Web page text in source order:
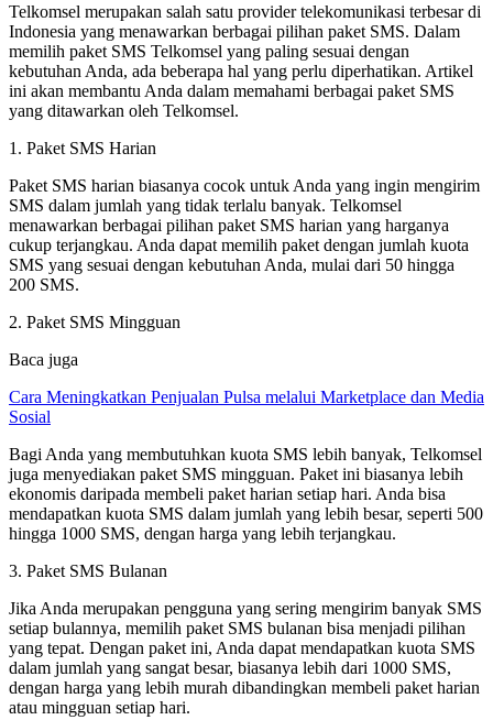
Telkomsel merupakan salah satu provider telekomunikasi terbesar di
Indonesia yang menawarkan berbagai pilihan paket SMS. Dalam
memilih paket SMS Telkomsel yang paling sesuai dengan
kebutuhan Anda, ada beberapa hal yang perlu diperhatikan. Artikel
ini akan membantu Anda dalam memahami berbagai paket SMS
yang ditawarkan oleh Telkomsel.
1. Paket SMS Harian
Paket SMS harian biasanya cocok untuk Anda yang ingin mengirim
SMS dalam jumlah yang tidak terlalu banyak. Telkomsel
menawarkan berbagai pilihan paket SMS harian yang harganya
cukup terjangkau. Anda dapat memilih paket dengan jumlah kuota
SMS yang sesuai dengan kebutuhan Anda, mulai dari 50 hingga
200 SMS.
2. Paket SMS Mingguan
Baca juga
Cara Meningkatkan Penjualan Pulsa melalui Marketplace dan Media
Sosial
Bagi Anda yang membutuhkan kuota SMS lebih banyak, Telkomsel
juga menyediakan paket SMS mingguan. Paket ini biasanya lebih
ekonomis daripada membeli paket harian setiap hari. Anda bisa
mendapatkan kuota SMS dalam jumlah yang lebih besar, seperti 500
hingga 1000 SMS, dengan harga yang lebih terjangkau.
3. Paket SMS Bulanan
Jika Anda merupakan pengguna yang sering mengirim banyak SMS
setiap bulannya, memilih paket SMS bulanan bisa menjadi pilihan
yang tepat. Dengan paket ini, Anda dapat mendapatkan kuota SMS
dalam jumlah yang sangat besar, biasanya lebih dari 1000 SMS,
dengan harga yang lebih murah dibandingkan membeli paket harian
atau mingguan setiap hari.